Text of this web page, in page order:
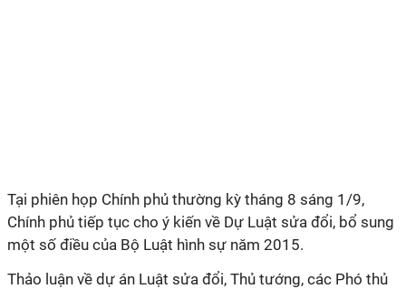
Tại phiên họp Chính phủ thường kỳ tháng 8 sáng 1/9,
Chính phủ tiếp tục cho ý kiến về Dự Luật sửa đổi, bổ sung
một số điều của Bộ Luật hình sự năm 2015.
Thảo luận về dự án Luật sửa đổi, Thủ tướng, các Phó thủ